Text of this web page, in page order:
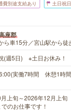
費別途支給あり 土日祝
座郡
ら車15分／宮山駅から徒
(週5日) ※土日お休み！
実働7時間 休憩1時
上旬～2026年12月上
のお仕事です！